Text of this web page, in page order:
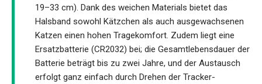
19–33 cm). Dank des weichen Materials bietet das
Halsband sowohl Kätzchen als auch ausgewachsenen
Katzen einen hohen Tragekomfort. Zudem liegt eine
Ersatzbatterie (CR2032) bei; die Gesamtlebensdauer der
Batterie beträgt bis zu zwei Jahre, und der Austausch
erfolgt ganz einfach durch Drehen der Tracker-